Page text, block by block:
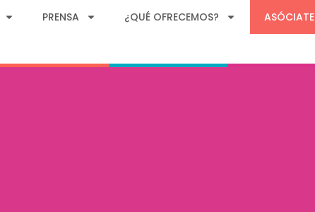
PRENSA ¿QUÉ OFRECEMOS? ASÓCIATE